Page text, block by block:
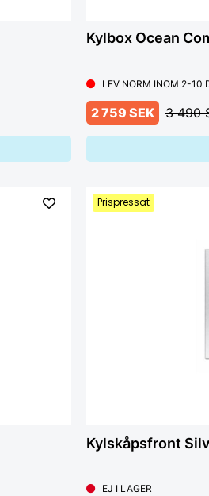
Kylbox Ocean
LEV NORM INOM 2-10
2 759 SEK 3 490
Prispressat
Kylskåpsfront
EJ I LAGER